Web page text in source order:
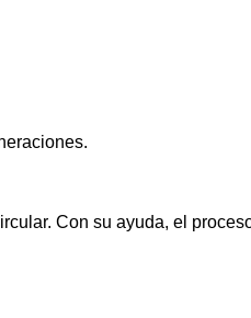
Con su ayuda, el